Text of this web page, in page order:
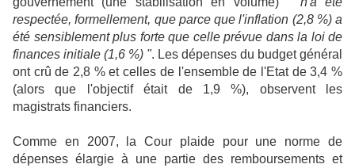
respectée, formellement, que parce que l'inflation (2,8 %) a
été sensiblement plus forte que celle prévue dans la loi de
finances initiale (1,6 %) ". Les dépenses du budget général
ont crû de 2,8 % et celles de l'ensemble de l'Etat de 3,4 %
(alors que l'objectif était de 1,9 %), observent les
magistrats financiers.
Comme en 2007, la Cour plaide pour une norme de
dépenses élargie à une partie des remboursements et